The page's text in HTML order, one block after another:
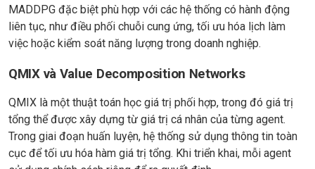
MADDPG đặc biệt phù hợp với các hệ thống có hành động
liên tục, như điều phối chuỗi cung ứng, tối ưu hóa lịch làm
việc hoặc kiểm soát năng lượng trong doanh nghiệp.
QMIX và Value Decomposition Networks
QMIX là một thuật toán học giá trị phối hợp, trong đó giá trị
tổng thể được xây dựng từ giá trị cá nhân của từng agent.
Trong giai đoạn huấn luyện, hệ thống sử dụng thông tin toàn
cục để tối ưu hóa hàm giá trị tổng. Khi triển khai, mỗi agent